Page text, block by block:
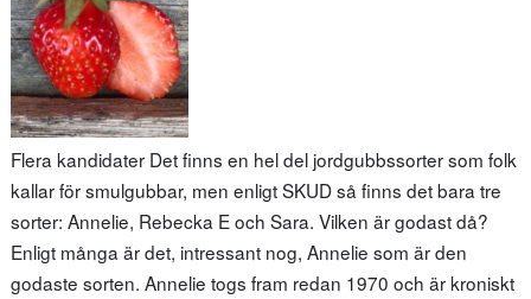
Flera kandidater Det finns en hel del jordgubbssorter som folk
kallar för smulgubbar, men enligt SKUD så finns det bara tre
sorter: Annelie, Rebecka E och Sara. Vilken är godast då?
Enligt många är det, intressant nog, Annelie som är den
godaste sorten. Annelie togs fram redan 1970 och är kroniskt